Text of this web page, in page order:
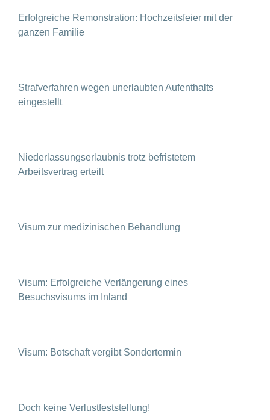
Erfolgreiche Remonstration: Hochzeitsfeier mit der
ganzen Familie
Strafverfahren wegen unerlaubten Aufenthalts
eingestellt
Niederlassungserlaubnis trotz befristetem
Arbeitsvertrag erteilt
Visum zur medizinischen Behandlung
Visum: Erfolgreiche Verlängerung eines
Besuchsvisums im Inland
Visum: Botschaft vergibt Sondertermin
Doch keine Verlustfeststellung!